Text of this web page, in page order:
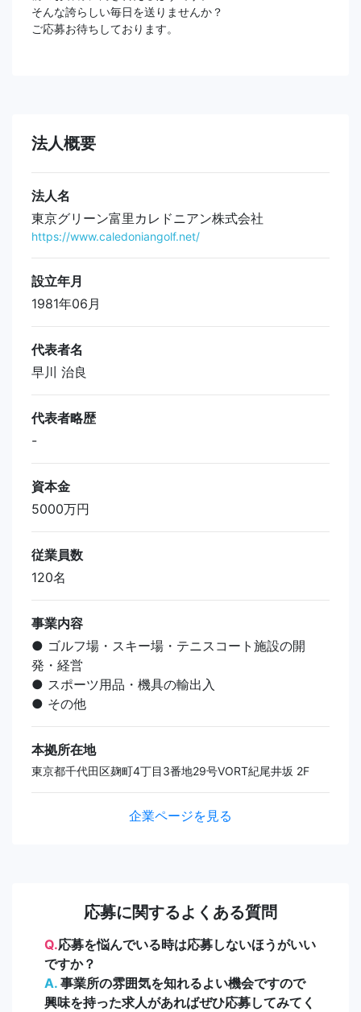
そんな誇らしい毎日を送りませんか？
ご応募お待ちしております。
法人概要
法人名
東京グリーン富里カレドニアン株式会社
https://www.caledoniangolf.net/
設立年月
1981年06月
代表者名
早川 治良
代表者略歴
-
資本金
5000万円
従業員数
120名
事業内容
● ゴルフ場・スキー場・テニスコート施設の開
発・経営
● スポーツ用品・機具の輸出入
● その他
本拠所在地
東京都千代田区麹町4丁目3番地29号VORT紀尾井坂 2F
企業ページを見る
応募に関するよくある質問
Q.応募を悩んでいる時は応募しないほうがいい
ですか？
A. 事業所の雰囲気を知れるよい機会ですので
興味を持った求人があればぜひ応募してみてく